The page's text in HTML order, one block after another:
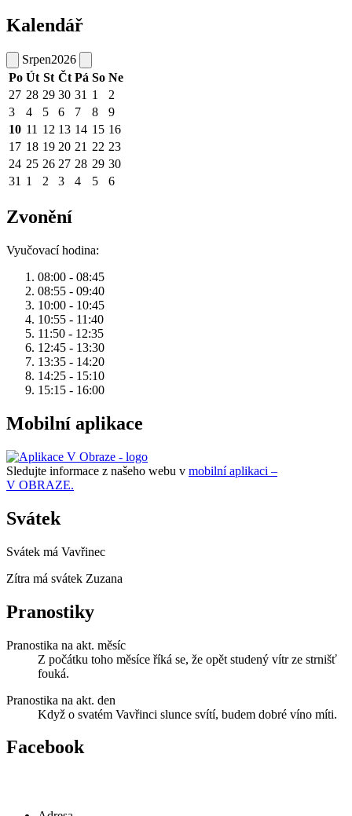
Kalendář
Srpen2026
Po Út St Čt Pá So Ne
27 28 29 30 31 1
2
3
4 5 6 7 8
9
10 11 12 13 14 15 16
17 18 19 20 21 22 23
24 25 26 27 28 29 30
31 1 2 3 4 5 6
Zvonění
Vyučovací hodina:
08:00 - 08:45
08:55 - 09:40
10:00 - 10:45
10:55 - 11:40
11:50 - 12:35
12:45 - 13:30
13:35 - 14:20
14:25 - 15:10
15:15 - 16:00
Mobilní aplikace
Sledujte informace z našeho webu v mobilní aplikaci –
V OBRAZE.
Svátek
Svátek má Vavřinec
Zítra má svátek Zuzana
Pranostiky
Pranostika na akt. měsíc
Z počátku toho měsíce říká se, že opět studený vítr ze strnišť
fouká.
Pranostika na akt. den
Když o svatém Vavřinci slunce svítí, budem dobré víno míti.
Facebook